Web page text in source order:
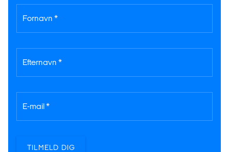
Fornavn *
Efternavn *
E-mail *
TILMELD DIG